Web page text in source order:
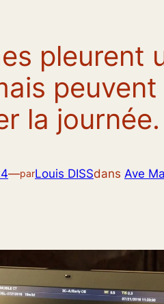
pleurent
la journée.
—parLouis DISSdans Ave